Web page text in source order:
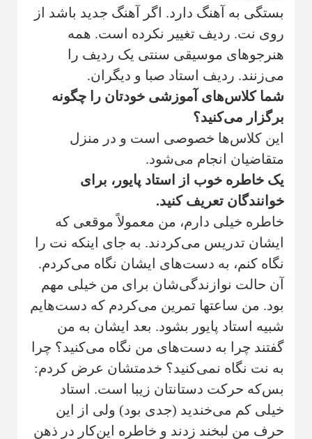
‌بستگی به آهنگ دارد. اگر آهنگ جدید باشد از
روی نت. ردیف تغییر نکرده است. همه
هنرجوهای موسیقی سنتی یک ردیف را
می‌زنند. ردیف استاد صبا و دیگران.
‌شما کلاس‌های آموزشی خودتان را چگونه
برگزار می‌کنید؟
‌این کلاس‌ها خصوصی است و در منزل
متقاضیان انجام می‌شود.
یک خاطره خوب از استاد پایور، برای
خوانندگان تعریف کنید.
‌خاطره خیلی دارم، من معمولاً موقعی که
ایشان تدریس می‌کردند. به جای اینکه نت را
نگاه کنم، به دست‌های ایشان نگاه می‌کردم.
آن حالت نوازندگی‌شان برای من خیلی مهم
بود. من ساعتها تمرین می‌کردم که دست‌هایم
شبیه استاد پایور بشود. بعد ایشان به من
گفتند چرا به دست‌های من نگاه می‌کنید؟ چرا
به نت نگاه نمی‌کنید؟ خدمتشان عرض کردم:
بس‌که حرکت دستانتان زیبا است. استاد
خیلی کم می‌خندید (جدی بود) ولی از این
حرف من لبخند زدند و خاطره این‌کار در ذهن